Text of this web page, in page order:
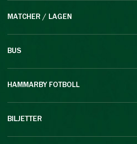
MATCHER / LAGEN
BUS
HAMMARBY FOTBOLL
BILJETTER